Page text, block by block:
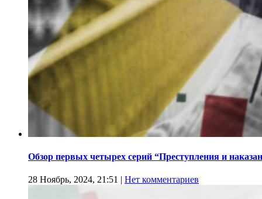
Обзор первых четырех серий “Преступления и
28 Ноябрь, 2024, 21:51 | Нет комментариев